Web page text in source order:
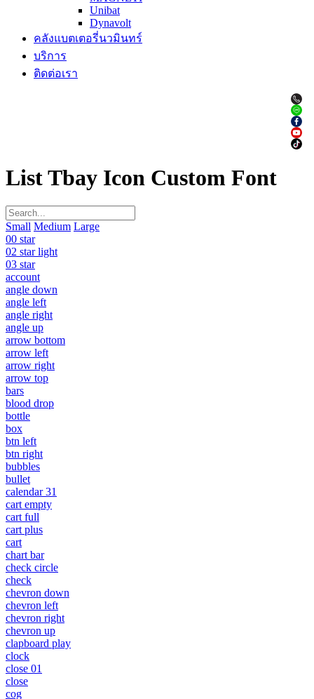
Unibat
Dynavolt
คลังแบตเตอรี่นวมินทร์
บริการ
ติดต่อเรา
List Tbay Icon Custom Font
Small Medium Large
00 star
02 star light
03 star
account
angle down
angle left
angle right
angle up
arrow bottom
arrow left
arrow right
arrow top
bars
blood drop
bottle
box
btn left
btn right
bubbles
bullet
calendar 31
cart empty
cart full
cart plus
cart
chart bar
check circle
check
chevron down
chevron left
chevron right
chevron up
clapboard play
clock
close 01
close
cog